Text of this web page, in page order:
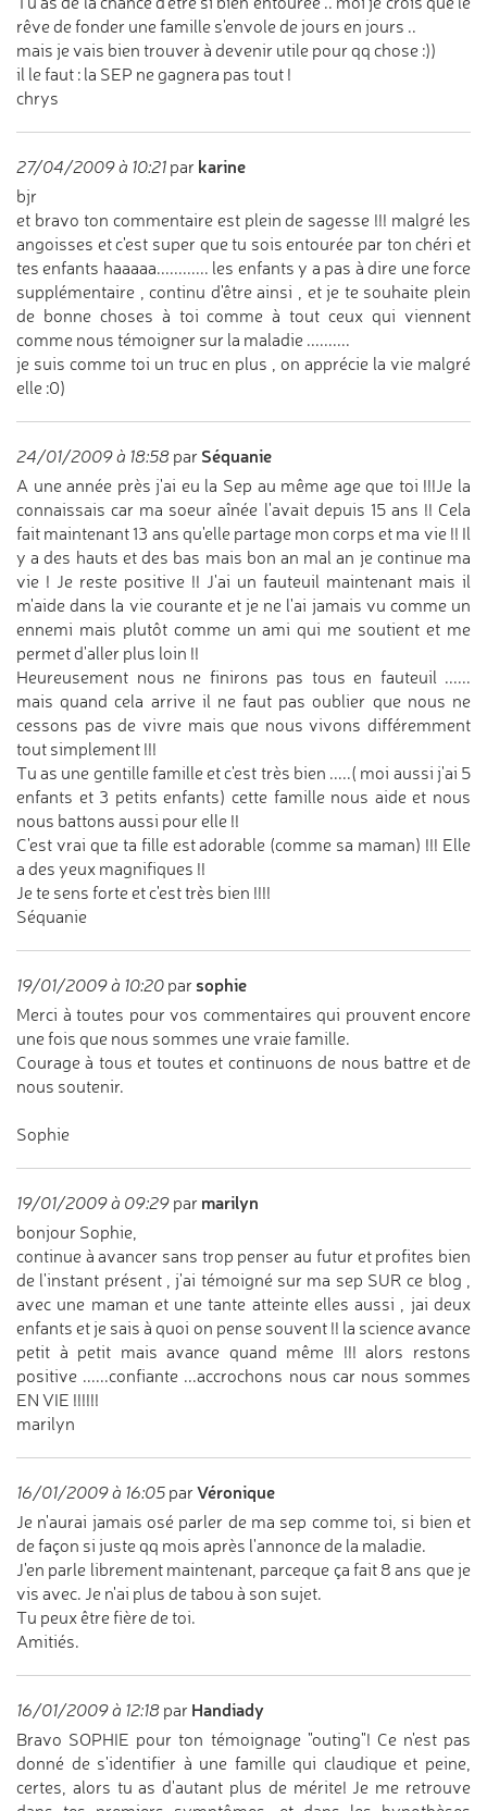
rêve de fonder une famille s'envole de jours en jours ..
mais je vais bien trouver à devenir utile pour qq chose :))
il le faut : la SEP ne gagnera pas tout !
chrys
27/04/2009 à 10:21 par karine
bjr
et bravo ton commentaire est plein de sagesse !!! malgré les
angoisses et c'est super que tu sois entourée par ton chéri et
tes enfants haaaaa............ les enfants y a pas à dire une force
supplémentaire , continu d'être ainsi , et je te souhaite plein
de bonne choses à toi comme à tout ceux qui viennent
comme nous témoigner sur la maladie ..........
je suis comme toi un truc en plus , on apprécie la vie malgré
elle :0)
24/01/2009 à 18:58 par Séquanie
A une année près j'ai eu la Sep au même age que toi !!!Je la
connaissais car ma soeur aînée l'avait depuis 15 ans !! Cela
fait maintenant 13 ans qu'elle partage mon corps et ma vie !! Il
y a des hauts et des bas mais bon an mal an je continue ma
vie ! Je reste positive !! J'ai un fauteuil maintenant mais il
m'aide dans la vie courante et je ne l'ai jamais vu comme un
ennemi mais plutôt comme un ami qui me soutient et me
permet d'aller plus loin !!
Heureusement nous ne finirons pas tous en fauteuil ......
mais quand cela arrive il ne faut pas oublier que nous ne
cessons pas de vivre mais que nous vivons différemment
tout simplement !!!
Tu as une gentille famille et c'est très bien .....( moi aussi j'ai 5
enfants et 3 petits enfants) cette famille nous aide et nous
nous battons aussi pour elle !!
C'est vrai que ta fille est adorable (comme sa maman) !!! Elle
a des yeux magnifiques !!
Je te sens forte et c'est très bien !!!!
Séquanie
19/01/2009 à 10:20 par sophie
Merci à toutes pour vos commentaires qui prouvent encore
une fois que nous sommes une vraie famille.
Courage à tous et toutes et continuons de nous battre et de
nous soutenir.
Sophie
19/01/2009 à 09:29 par marilyn
bonjour Sophie,
continue à avancer sans trop penser au futur et profites bien
de l'instant présent , j'ai témoigné sur ma sep SUR ce blog ,
avec une maman et une tante atteinte elles aussi , jai deux
enfants et je sais à quoi on pense souvent !! la science avance
petit à petit mais avance quand même !!! alors restons
positive ......confiante ...accrochons nous car nous sommes
EN VIE !!!!!!
marilyn
16/01/2009 à 16:05 par Véronique
Je n'aurai jamais osé parler de ma sep comme toi, si bien et
de façon si juste qq mois après l'annonce de la maladie.
J'en parle librement maintenant, parceque ça fait 8 ans que je
vis avec. Je n'ai plus de tabou à son sujet.
Tu peux être fière de toi.
Amitiés.
16/01/2009 à 12:18 par Handiady
Bravo SOPHIE pour ton témoignage "outing"! Ce n'est pas
donné de s'identifier à une famille qui claudique et peine,
certes, alors tu as d'autant plus de mérite! Je me retrouve